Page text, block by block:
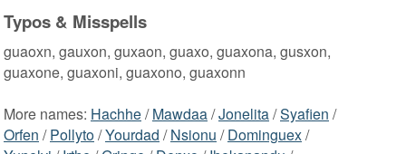
Typos & Misspells
guaoxn, gauxon, guxaon, guaxo, guaxona, gusxon,
guaxone, guaxoni, guaxono, guaxonn
More names: Hachhe/Mawdaa/Jonelita/Syafien /
Orfen /Pollyto/Yourdad /Nsionu /Dominguex/